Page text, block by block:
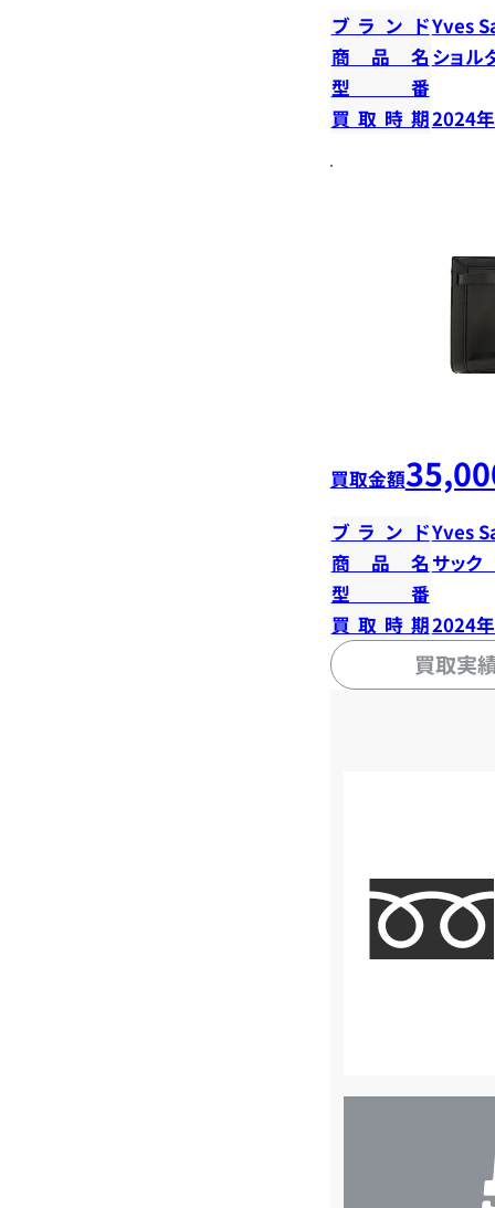
ブランドYves
商品名 ショル
型番
買取時期2024
買取金額
ブランドYves
商品名 サッ
型番
買取時期2024
買取実